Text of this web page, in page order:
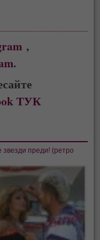
,
.
ТУК
преди! (ретро